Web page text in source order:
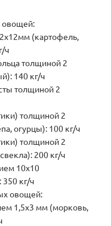
овощей:
(картофель,
ч
толщиной 2
140 кг/ч
толщиной 2
толщиной 2
огурцы): 100 кг/ч
толщиной 2
200 кг/ч
10х10
кг/ч
овощей:
1,5х3 мм (морковь,